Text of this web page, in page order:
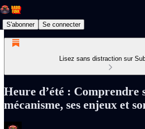
S'abonner Se connecter
Lisez sans distraction sur
Heure d’été : Comprendre
mécanisme, ses enjeux et